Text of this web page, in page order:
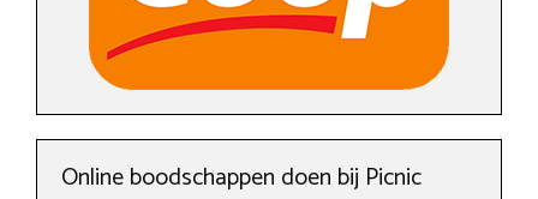
Online boodschappen doen bij Picnic